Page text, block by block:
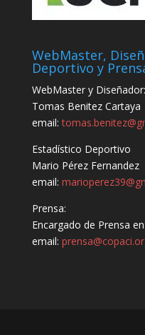
WebMaster,
Deportivo y
WebMaster y Diseñador:
Tomas Benitez Cartaya
email:
Estadístico Deportivo
Mario Pérez Fernandez
email:
Prensa:
Encargado de Prensa
email: